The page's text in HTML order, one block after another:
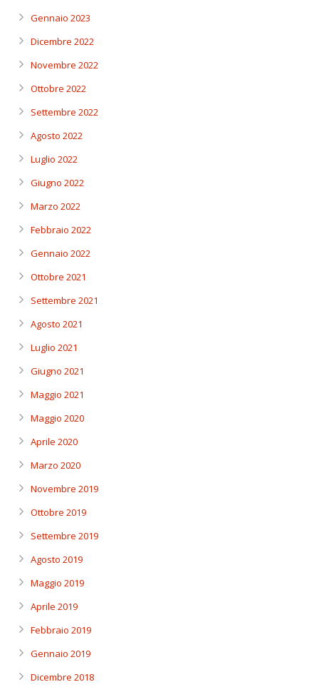
Gennaio 2023
Dicembre 2022
Novembre 2022
Ottobre 2022
Settembre 2022
Agosto 2022
Luglio 2022
Giugno 2022
Marzo 2022
Febbraio 2022
Gennaio 2022
Ottobre 2021
Settembre 2021
Agosto 2021
Luglio 2021
Giugno 2021
Maggio 2021
Maggio 2020
Aprile 2020
Marzo 2020
Novembre 2019
Ottobre 2019
Settembre 2019
Agosto 2019
Maggio 2019
Aprile 2019
Febbraio 2019
Gennaio 2019
Dicembre 2018